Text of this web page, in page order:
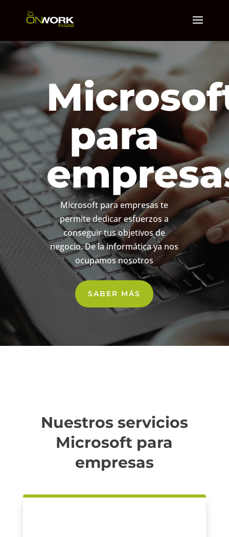
para
Microsoft para empresas te
permite dedicar esfuerzos a
conseguir tus objetivos de
negocio. De la informática ya nos
ocupamos nosotros
SABER MÁS
Nuestros servicios
Microsoft para
empresas